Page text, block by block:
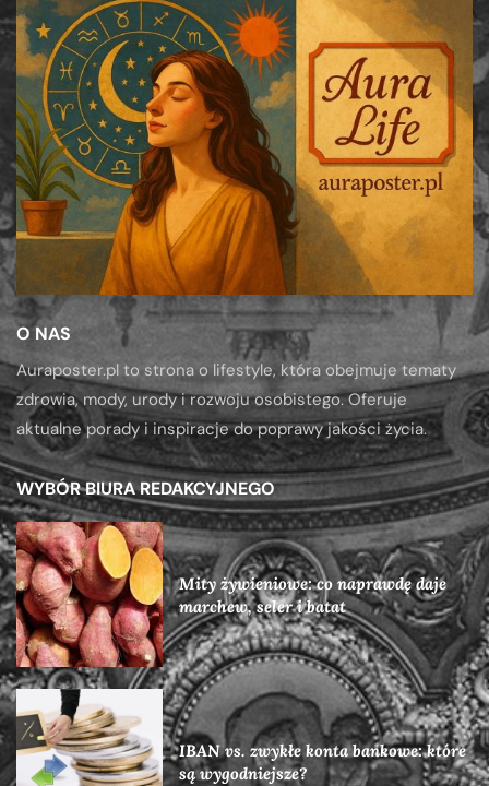
O NAS
Auraposter.pl to strona o lifestyle, która obejmuje tematy
zdrowia, mody, urody i rozwoju osobistego. Oferuje
aktualne porady i inspiracje do poprawy jakości życia.
WYBÓR BIURA REDAKCYJNEGO
Mity żywieniowe: co naprawdę daje
marchew, seler i batat
IBAN vs. zwykłe konta bankowe: które
są wygodniejsze?